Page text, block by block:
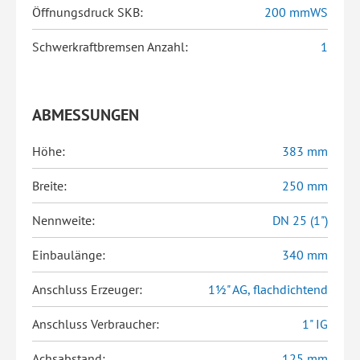
Öffnungsdruck SKB: 200 mmWS
Schwerkraftbremsen Anzahl: 1
ABMESSUNGEN
Höhe: 383 mm
Breite: 250 mm
Nennweite: DN 25 (1")
Einbaulänge: 340 mm
Anschluss Erzeuger: 1½" AG, flachdichtend
Anschluss Verbraucher: 1" IG